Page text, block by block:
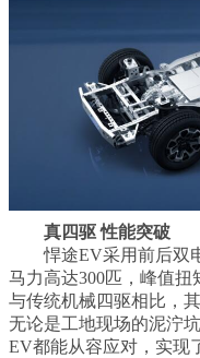
真四驱 性能突破
悍途EV采用前后双电
马力高达300匹，峰值扭
与传统机械四驱相比，
无论是工地现场的泥泞
EV都能从容应对，实现